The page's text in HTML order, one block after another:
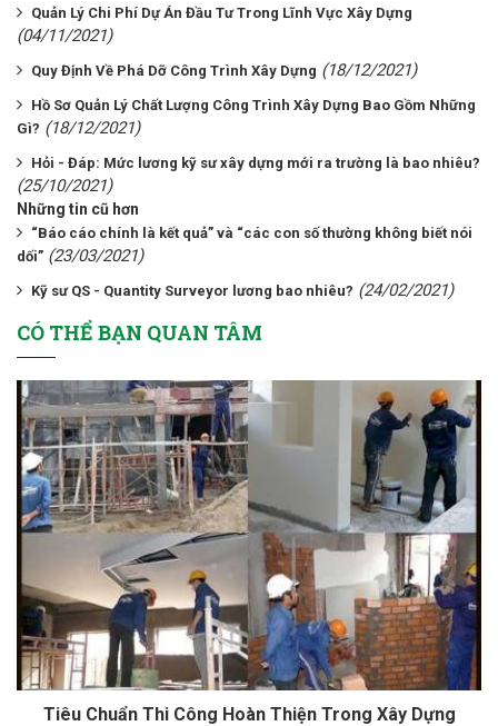
Quản Lý Chi Phí Dự Án Đầu Tư Trong Lĩnh Vực Xây Dựng
(04/11/2021)
Quy Định Về Phá Dỡ Công Trình Xây Dựng (18/12/2021)
Hồ Sơ Quản Lý Chất Lượng Công Trình Xây Dựng Bao Gồm Những
Gì? (18/12/2021)
Hỏi - Đáp: Mức lương kỹ sư xây dựng mới ra trường là bao nhiêu?
(25/10/2021)
Những tin cũ hơn
“Báo cáo chính là kết quả” và “các con số thường không biết nói
dối” (23/03/2021)
Kỹ sư QS - Quantity Surveyor lương bao nhiêu? (24/02/2021)
CÓ THỂ BẠN QUAN TÂM
Tiêu Chuẩn Thi Công Hoàn Thiện Trong Xây Dựng